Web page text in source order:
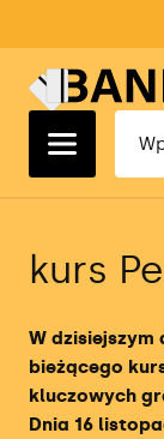
kurs
W
bieżącego
kluczowych
Dnia 16
Ranking
Ranking
Ranking
Ranking
Ranking
Ranking Kart
Ranking
Ranking
Ranking
Ranking
Ranking Kont
Ranking Kont
Ranking Kont
Ranking
Firmowych
Ranking
Ranking
Ranking
Ranking
Ranking
Ranking